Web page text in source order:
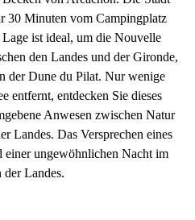
30 Minuten vom Campingplatz
Lage ist ideal, um die Nouvelle
den Landes und der Gironde,
der Dune du Pilat. Nur wenige
entfernt, entdecken Sie dieses
Anwesen zwischen Natur
Landes. Das Versprechen eines
einerungewöhnlichen Nacht im
der Landes.